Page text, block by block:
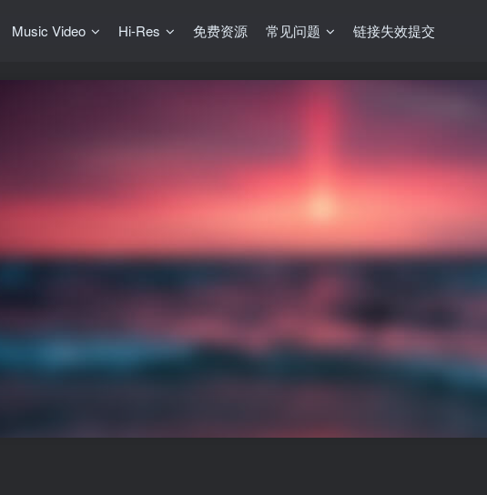
Music Video Hi-Res 免费资源 常见问题 链接失效提交